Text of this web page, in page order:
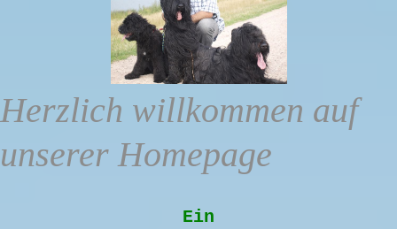
Herzlich willkommen auf
unserer Homepage
Ein